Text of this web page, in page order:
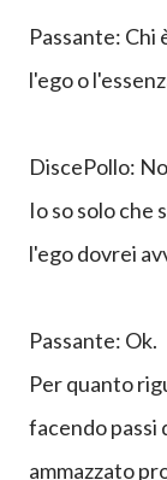
Passante: Chi
l'ego o
DiscePollo:
Io so solo che
l'ego dovrei
Passante: Ok.
Per quanto
facendo passi
ammazzato